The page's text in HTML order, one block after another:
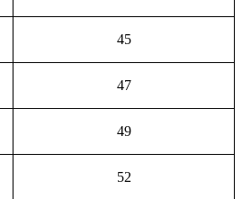
45
47
49
52